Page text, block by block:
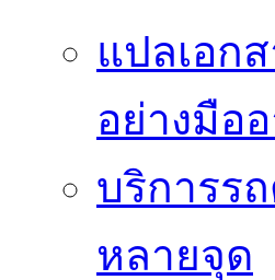
แปลเอก
อย่างมือ
บริการร
หลายจุด